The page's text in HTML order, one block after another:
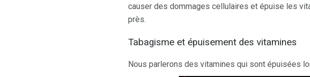
causer des dommages cellulaires et épuise les
près.
Tabagisme et épuisement des vitamines
Nous parlerons des vitamines qui sont épuisées